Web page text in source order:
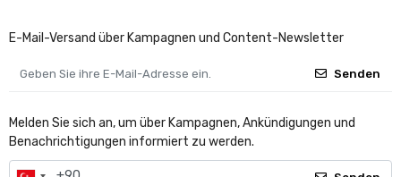
E-Mail-Versand über Kampagnen und Content-Newsletter
Senden
Melden Sie sich an, um über Kampagnen, Ankündigungen und
Benachrichtigungen informiert zu werden.